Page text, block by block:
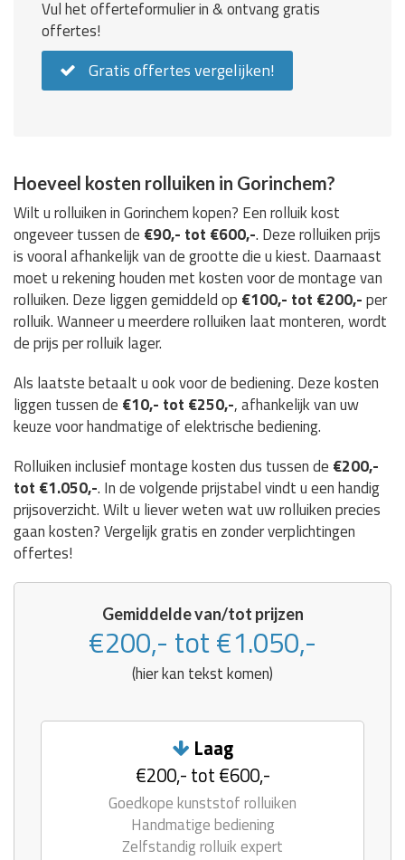
Vul het offerteformulier in & ontvang gratis
offertes!
Gratis offertes vergelijken!
Hoeveel kosten rolluiken in Gorinchem?
Wilt u rolluiken in Gorinchem kopen? Een rolluik kost
ongeveer tussen de €90,- tot €600,-. Deze rolluiken prijs
is vooral afhankelijk van de grootte die u kiest. Daarnaast
moet u rekening houden met kosten voor de montage van
rolluiken. Deze liggen gemiddeld op €100,- tot €200,-per
rolluik. Wanneer u meerdere rolluiken laat monteren, wordt
de prijs per rolluik lager.
Als laatste betaalt u ook voor de bediening. Deze kosten
liggen tussen de €10,- tot €250,-, afhankelijk van uw
keuze voor handmatige of elektrische bediening.
Rolluiken inclusief montage kosten dus tussen de €200,-
tot €1.050,-. In de volgende prijstabel vindt u een handig
prijsoverzicht. Wilt u liever weten wat uw rolluiken precies
gaan kosten? Vergelijk gratis en zonder verplichtingen
offertes!
Gemiddelde van/tot prijzen
€200,- tot €1.050,-
(hier kan tekst komen)
Laag
€200,- tot €600,-
Goedkope kunststof rolluiken
Handmatige bediening
Zelfstandig rolluik expert